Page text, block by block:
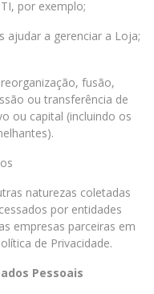
por exemplo;
ajudar a gerenciar a Loja;
fusão,
ou transferência de
ou capital (incluindo os
naturezas coletadas
por entidades
empresas parceiras em
de Privacidade.
Pessoais